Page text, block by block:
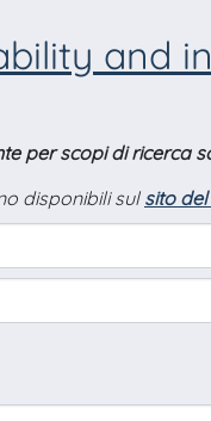
and
per scopi di ricerca
disponibili sul sito